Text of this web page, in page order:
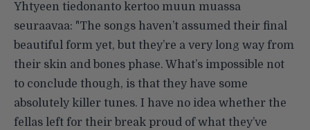
Yhtyeen tiedonanto kertoo muun muassa
seuraavaa: "The songs haven’t assumed their final
beautiful form yet, but they’re a very long way from
their skin and bones phase. What’s impossible not
to conclude though, is that they have some
absolutely killer tunes. I have no idea whether the
fellas left for their break proud of what they’ve